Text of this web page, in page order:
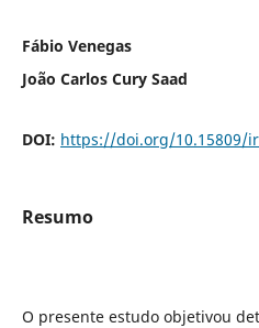
Fábio Venegas
João Carlos Cury Saad
DOI: https://doi.org/10.15809/
Resumo
O presente estudo objetivou